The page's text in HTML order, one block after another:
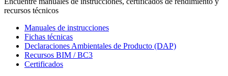
recursos técnicos
Manuales de instrucciones
Fichas técnicas
Declaraciones Ambientales de Producto (DAP)
Recursos BIM / BC3
Certificados